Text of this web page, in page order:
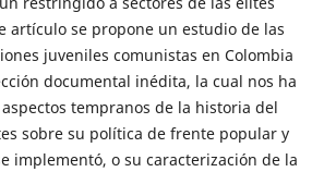
artículo se propone un estudio de las
juveniles comunistas en Colombia
documental inédita, la cual nos ha
tempranos de la historia del
sobre su política de frente popular y
implementó, o su caracterización de la